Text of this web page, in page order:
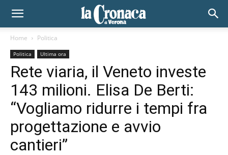
Home Politica
Politica Ultima ora
Rete viaria, il Veneto investe
143 milioni. Elisa De Berti:
“Vogliamo ridurre i tempi fra
progettazione e avvio
cantieri”